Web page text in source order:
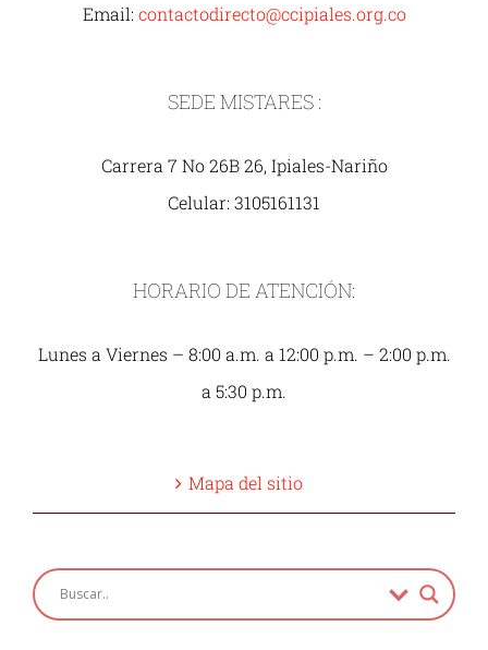
Email: contactodirecto@ccipiales.org.co
SEDE MISTARES :
Carrera 7 No 26B 26, Ipiales-Nariño
Celular: 3105161131
HORARIO DE ATENCIÓN:
Lunes a Viernes – 8:00 a.m. a 12:00 p.m. – 2:00 p.m.
a 5:30 p.m.
Mapa del sitio